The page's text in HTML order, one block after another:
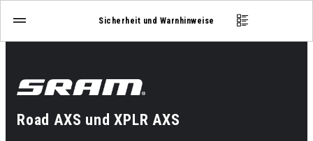
Sicherheit und Warnhinweise
Road AXS und XPLR AXS